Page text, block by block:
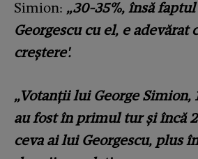
Simion: „30-35%, însă
Georgescu cu el, e adevărat
creștere'.
„Votanții lui George Simion,
au fost în primul tur și încă
ceva ai lui Georgescu, plus